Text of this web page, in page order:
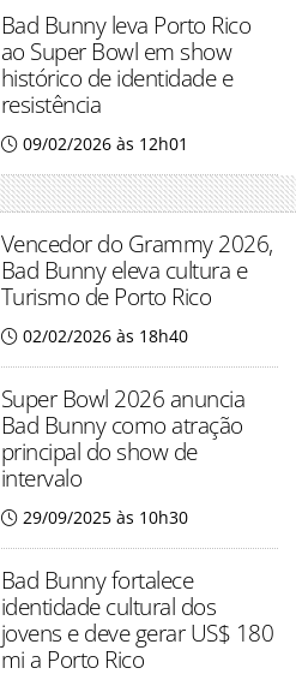
Bad Bunny leva Porto Rico
ao Super Bowl em show
histórico de identidade e
resistência
09/02/2026 às 12h01
Vencedor do Grammy 2026,
Bad Bunny eleva cultura e
Turismo de Porto Rico
02/02/2026 às 18h40
Super Bowl 2026 anuncia
Bad Bunny como atração
principal do show de
intervalo
29/09/2025 às 10h30
Bad Bunny fortalece
identidade cultural dos
jovens e deve gerar US$ 180
mi a Porto Rico